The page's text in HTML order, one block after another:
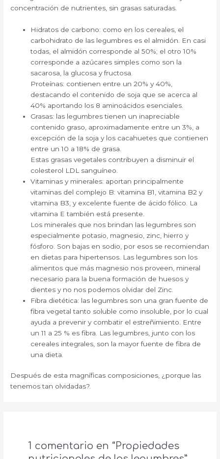
concentración de nutrientes, sin grasas saturadas.
Hidratos de carbono: como en los cereales, el
carbohidrato de las legumbres es el almidón. En casi
todas, el almidón corresponde al 50%; el otro 10%
corresponde a azúcares simples como son la
sacarosa, la glucosa y fructosa.
Proteínas: contienen entre un 20% y 40%,
destacando el contenido de soja que se acerca al
40% aportando los 8 aminoácidos esenciales.
Grasas: las legumbres tienen un inapreciable
contenido graso, aproximadamente entre un 3%, a
excepción de la soja y los cacahuetes que contienen
entre un 10 a 18% de grasa.
Estas grasas vegetales contribuyen a disminuir el
colesterol LDL sanguíneo.
Vitaminas y minerales: aportan principalmente
vitaminas del complejo B: vitamina B1, vitamina B2 y
vitamina B3, y excelente fuente de ácido fólico. La
vitamina E también está presente.
Los minerales que nos brindan las legumbres son
especialmente potasio, magnesio, zinc, hierro y
fósforo. Son bajas en sodio, por esos se recomiendan
en dietas para hipertensos. Las legumbres son los
alimentos que más magnesio nos proveen, mineral
necesario para la buena formación de huesos y
dientes y no nos podemos olvidar del Zinc.
Fibra dietética: las legumbres son una gran fuente de
fibra vegetal tanto soluble como insoluble, por lo cual
ayuda a prevenir y combatir el estreñimiento. Entre
un 11 a 25 % es fibra. Las legumbres, junto con los
cereales integrales, son la mayor fuente de fibra de
una dieta.
Después de esta magníficas composiciones, ¿porque las
tenemos tan olvidadas?.
1 comentario en “Propiedades